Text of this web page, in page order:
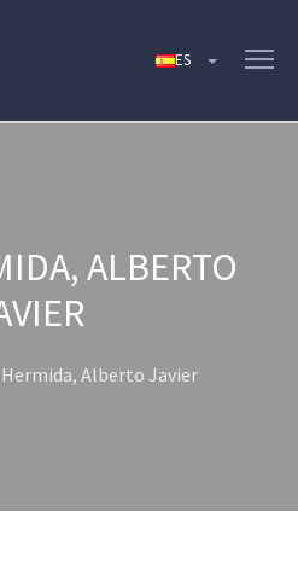
ALBERTO
Alberto Javier